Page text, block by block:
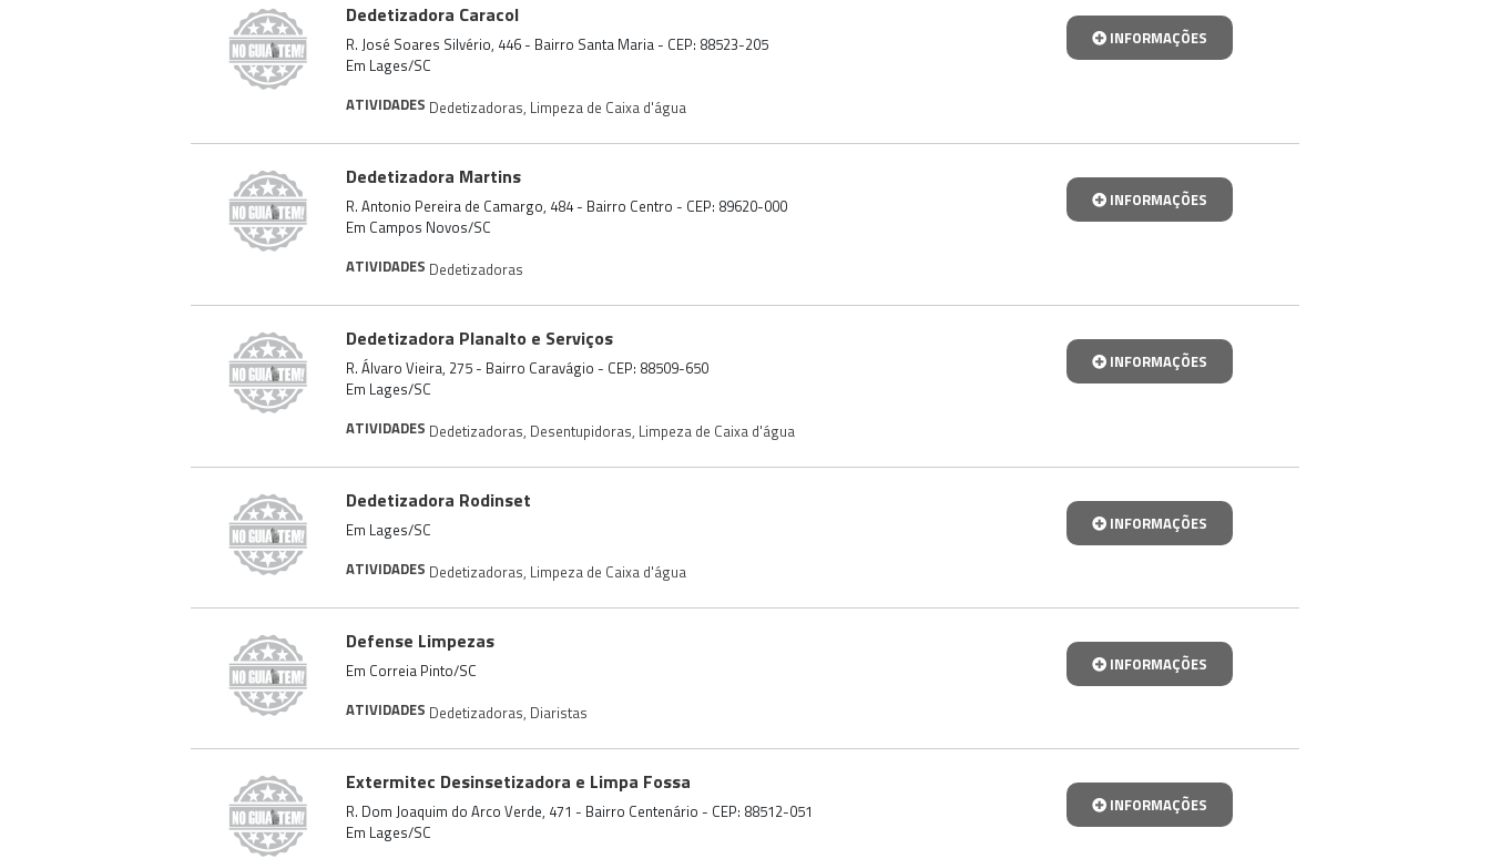
Dedetizadora Caracol
R. José Soares Silvério, 446 - Bairro Santa Maria - CEP: 88523-205
Em Lages/SC
ATIVIDADES Dedetizadoras, Limpeza de Caixa d'água
INFORMAÇÕES
Dedetizadora Martins
R. Antonio Pereira de Camargo, 484 - Bairro Centro - CEP: 89620-000
Em Campos Novos/SC
ATIVIDADES Dedetizadoras
INFORMAÇÕES
Dedetizadora Planalto e Serviços
R. Álvaro Vieira, 275 - Bairro Caravágio - CEP: 88509-650
Em Lages/SC
ATIVIDADES Dedetizadoras, Desentupidoras, Limpeza de Caixa d'água
INFORMAÇÕES
Dedetizadora Rodinset
Em Lages/SC
ATIVIDADES Dedetizadoras, Limpeza de Caixa d'água
INFORMAÇÕES
Defense Limpezas
Em Correia Pinto/SC
ATIVIDADES Dedetizadoras, Diaristas
INFORMAÇÕES
Extermitec Desinsetizadora e Limpa Fossa
R. Dom Joaquim do Arco Verde, 471 - Bairro Centenário - CEP: 88512-051
Em Lages/SC
INFORMAÇÕES